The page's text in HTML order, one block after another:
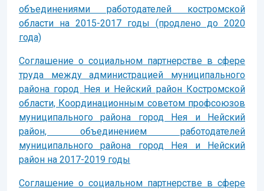
объединениями работодателей костромской
области на 2015-2017 годы (продлено до 2020
года)
Соглашение о социальном партнерстве в сфере
труда между администрацией муниципального
района город Нея и Нейский район Костромской
области, Координационным советом профсоюзов
муниципального района город Нея и Нейский
район, объединением работодателей
муниципального района город Нея и Нейский
район на 2017-2019 годы
Соглашение о социальном партнерстве в сфере